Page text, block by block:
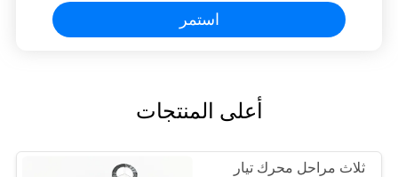
استمر
أعلى المنتجات
ثلاث مراحل محرك تيار